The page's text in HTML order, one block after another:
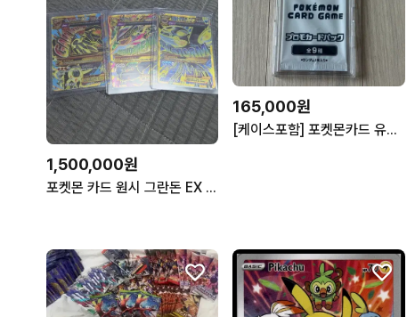
1,500,000원
포켓몬 카드 원시 그란돈 EX / 메가 레쿠쟈 EX / 원시 가이오가 EX
165,000원
[케이스포함] 포켓몬카드 유나가바 프로모 카드팩 미개봉